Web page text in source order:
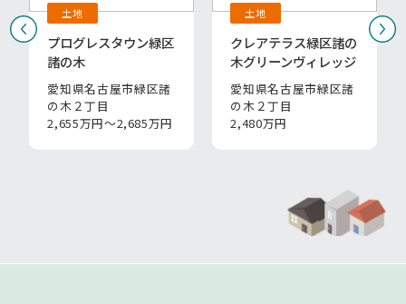
土地
プログレスタウン緑区
諸の木
愛知県名古屋市緑区諸
の木２丁目
2,655万円～2,685万円
土地
クレアテラス緑区諸の
木グリーンヴィレッジ
愛知県名古屋市緑区諸
の木２丁目
2,480万円